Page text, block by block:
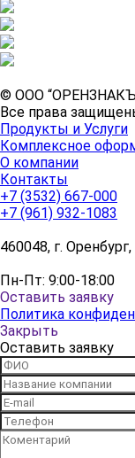
© ООО
Все права
Продукты и Услуги
Комплексное
О компании
Контакты
+7 (3532) 667-000
+7 (961) 932-1083
460048, г.
Пн-Пт: 9:00-18:00
Оставить заявку
Политика
Закрыть
Оставить заявку